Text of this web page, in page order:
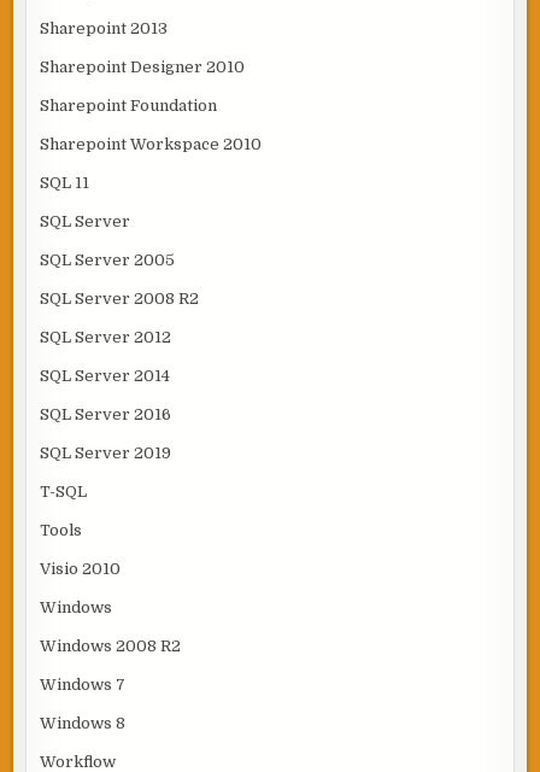
Sharepoint 2013
Sharepoint Designer 2010
Sharepoint Foundation
Sharepoint Workspace 2010
SQL 11
SQL Server
SQL Server 2005
SQL Server 2008 R2
SQL Server 2012
SQL Server 2014
SQL Server 2016
SQL Server 2019
T-SQL
Tools
Visio 2010
Windows
Windows 2008 R2
Windows 7
Windows 8
Workflow